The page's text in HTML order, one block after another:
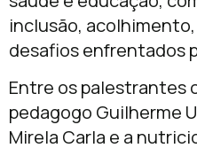
inclusão,
desafios enfrentados
Entre os palestrantes
pedagogo Guilherme
Mirela Carla e a